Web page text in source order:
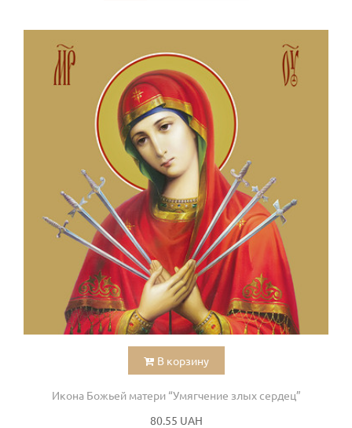
В корзину
Икона Божьей матери “Умягчение злых сердец”
80.55 UAH